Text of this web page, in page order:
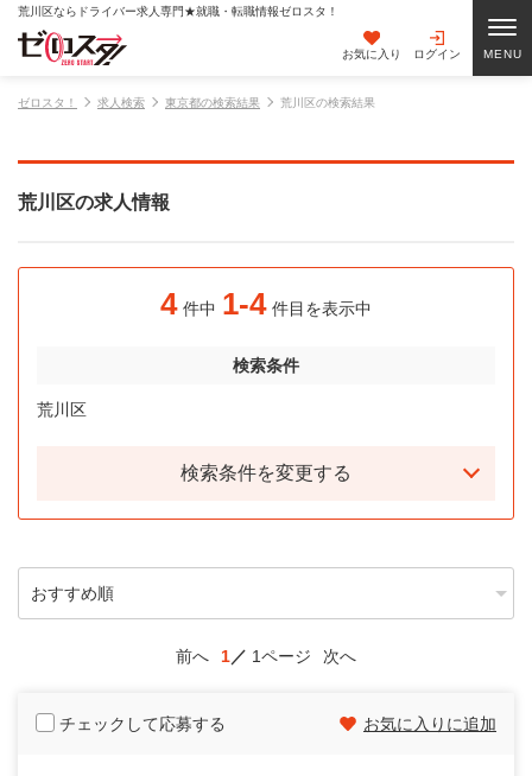
荒川区ならドライバー求人専門★就職・転職情報ゼロスタ！
お気に入り ログイン
ゼロスタ！ 求人検索 東京都の検索結果 荒川区の検索結果
荒川区の求人情報
4 件中 1-4 件目を表示中
検索条件
荒川区
検索条件を変更する
前へ 1 1ページ 次へ
チェックして応募する お気に入りに追加